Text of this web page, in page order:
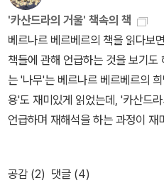
안되는 점 반성합니다. (하지만 외
않아요.^^;;) 외서는 유아도서(10
일주일에 한권씩 읽은셈이네요. 그
요. 상반기에는 행복한 책 읽기를
권) 어슐러 르귄의 '서부해안시리
더 재미있게 읽지 않았을까?하는
게임 타이틀스러움이 마음에 들지
있네요. 원서로 읽을까? 번역서
6권까지 있어서 결국 번역서로 읽
'카산드라의 거울' 책속의 책
베르나르 베르베르의 책을 읽다보
책들에 관해 언급하는 것을 보기
는 '나무'는 베르나르 베르베르의
용'도 재미있게 읽었는데, '카산드
언급하며 재해석을 하는 과정이 재
은 '유빅' 밖에 없네요. ^^;;프랭크
나왔다니 대단하네요. 너무 길어서
공감 (2) 댓글 (4)